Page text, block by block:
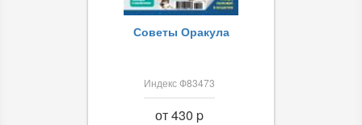
Советы Оракула
Индекс Ф83473
от 430 p